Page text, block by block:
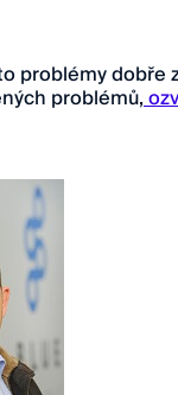
problémy dobře
problémů,